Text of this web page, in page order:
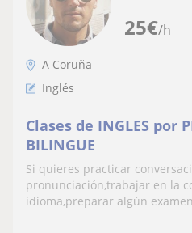
25€/h
A Coruña
Inglés
Clases de INGLES por
BILINGUE
Si quieres practicar
pronunciación,trabajar en la
idioma,preparar algún